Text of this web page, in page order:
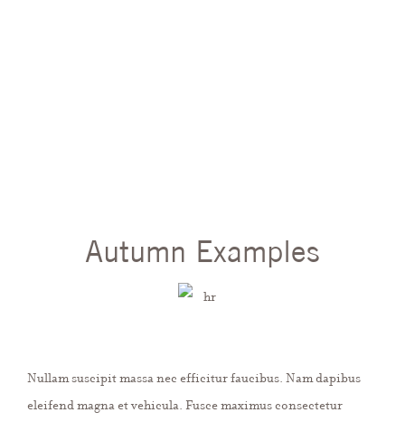
Autumn Examples
Nullam suscipit massa nec efficitur faucibus. Nam dapibus
eleifend magna et vehicula. Fusce maximus consectetur